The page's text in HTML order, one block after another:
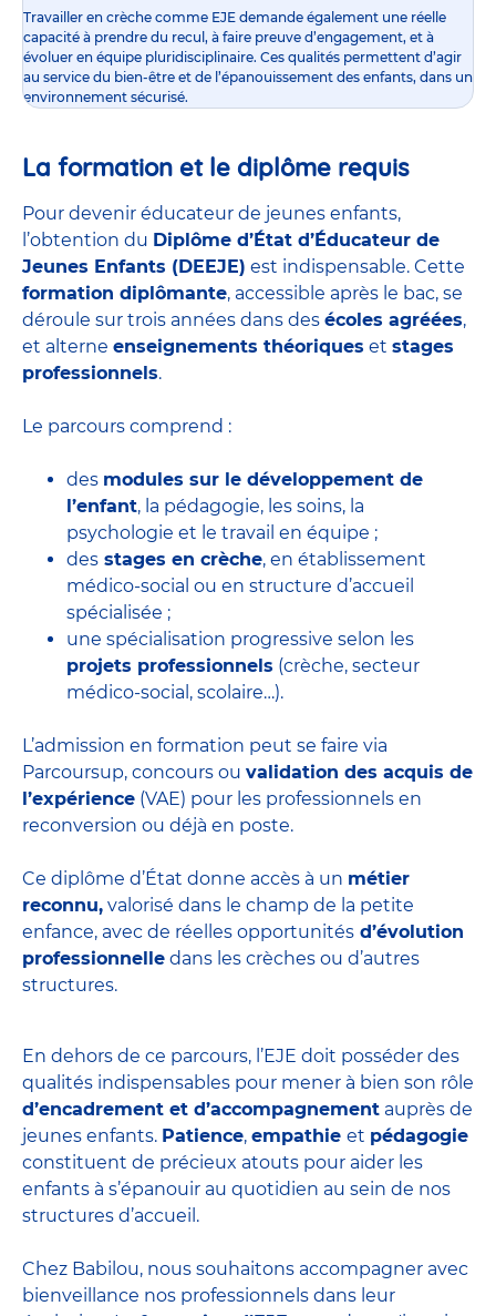
Travailler en crèche comme EJE demande également une réelle
capacité à prendre du recul, à faire preuve d’engagement, et à
évoluer en équipe pluridisciplinaire. Ces qualités permettent d’agir
au service du bien-être et de l’épanouissement des enfants, dans un
environnement sécurisé.
La formation et le diplôme requis
Pour devenir éducateur de jeunes enfants,
l’obtention du Diplôme d’État d’Éducateur de
Jeunes Enfants (DEEJE) est indispensable. Cette
formation diplômante, accessible après le bac, se
déroule sur trois années dans des écoles agréées,
et alterne enseignements théoriques et stages
professionnels.
Le parcours comprend :
des modules sur le développement de
l’enfant, la pédagogie, les soins, la
psychologie et le travail en équipe ;
des stages en crèche, en établissement
médico-social ou en structure d’accueil
spécialisée ;
une spécialisation progressive selon les
projets professionnels (crèche, secteur
médico-social, scolaire…).
L’admission en formation peut se faire via
Parcoursup, concours ou validation des acquis de
l’expérience (VAE) pour les professionnels en
reconversion ou déjà en poste.
Ce diplôme d’État donne accès à un métier
reconnu, valorisé dans le champ de la petite
enfance, avec de réelles opportunités d’évolution
professionnelle dans les crèches ou d’autres
structures.
En dehors de ce parcours, l’EJE doit posséder des
qualités indispensables pour mener à bien son rôle
d’encadrement et d’accompagnement auprès de
jeunes enfants. Patience, empathie et pédagogie
constituent de précieux atouts pour aider les
enfants à s’épanouir au quotidien au sein de nos
structures d’accueil.
Chez Babilou, nous souhaitons accompagner avec
bienveillance nos professionnels dans leur